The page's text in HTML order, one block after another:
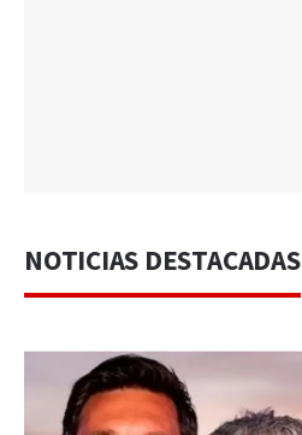
NOTICIAS DESTACADAS